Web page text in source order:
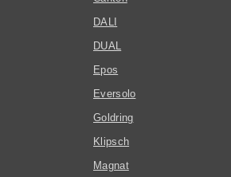
DALI
DUAL
Epos
Eversolo
Goldring
Klipsch
Magnat